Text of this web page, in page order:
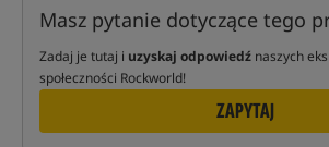
Masz pytanie dotyczące tego
Zadaj je tutaj i uzyskaj odpowiedź naszych
społeczności Rockworld!
ZAPYTAJ